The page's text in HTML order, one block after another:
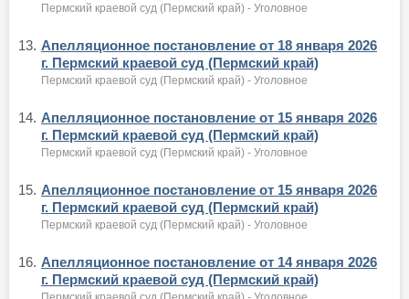
Пермский краевой суд (Пермский край) - Уголовное
13. Апелляционное постановление от 18 января 2026
г. Пермский краевой суд (Пермский край)
Пермский краевой суд (Пермский край) - Уголовное
14. Апелляционное постановление от 15 января 2026
г. Пермский краевой суд (Пермский край)
Пермский краевой суд (Пермский край) - Уголовное
15. Апелляционное постановление от 15 января 2026
г. Пермский краевой суд (Пермский край)
Пермский краевой суд (Пермский край) - Уголовное
16. Апелляционное постановление от 14 января 2026
г. Пермский краевой суд (Пермский край)